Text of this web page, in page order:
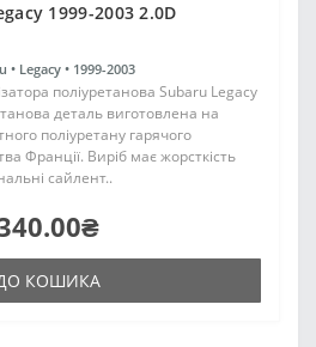
1999-2003 2.0D
• Legacy • 1999-2003
поліуретанова Subaru Legacy
деталь виготовлена на
поліуретану гарячого
Франції. Виріб має жорсткість
сайлент..
КОШИКА